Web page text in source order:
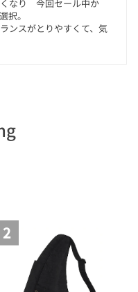
なり 今回セール中か
択。
ンスがとりやすくて、気
2